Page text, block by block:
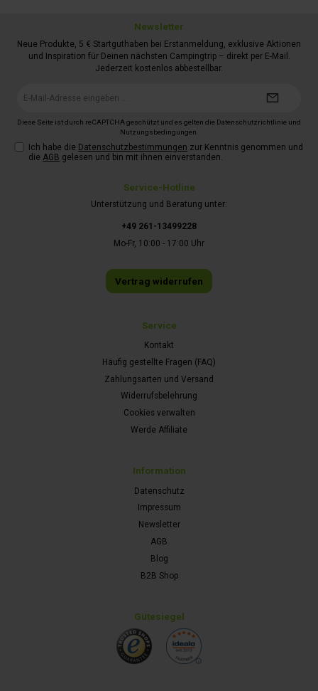
Service-Hotline
Unterstützung und Beratung unter:
+49 261-13499228
Mo-Fr, 10:00 - 17:00 Uhr
Vertrag widerrufen
Service
Kontakt
Häufig gestellte Fragen (FAQ)
Zahlungsarten und Versand
Widerrufsbelehrung
Cookies verwalten
Werde Affiliate
Information
Datenschutz
Impressum
Newsletter
AGB
Blog
B2B Shop
Gütesiegel
Newsletter
Neue Produkte, 5 € Startguthaben bei Erstanmeldung, exklusive Aktionen
und Inspiration für Deinen nächsten Campingtrip – direkt per E-Mail.
Jederzeit kostenlos abbestellbar.
Diese Seite ist durch reCAPTCHA geschützt und es gelten die Datenschutzrichtlinie und
Nutzungsbedingungen
Ich habe die Datenschutzbestimmungen zur Kenntnis genommen und
die AGB gelesen und bin mit ihnen einverstanden.